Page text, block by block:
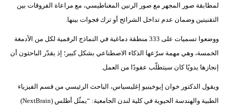
لمطابقة صور المجهر مع صور الرنين المغناطيسي، مع مراعاة الفروقات بين
التقنيتين وضمان عدم تداخل الشرائح أو ترك فجوات بينها.
ووضعوا تسميات على 333 منطقة دماغية في النماذج الرقمية لكل من الأدمغة
الخمسة، وهي مهمة سرّعها الذكاء الاصطناعي بشكل كبير؛ إذ يقدّر الباحثون أن
إنجازها يدويًا كان سيتطلّب عقودًا من العمل.
ويقول الدكتور خوان إيوخينيو إغليسياس، الباحث الرئيسي من قسم الفيزياء
الطبية والهندسة الحيوية في كلية لندن الجامعية: “يمثّل أطلس (NextBrain)